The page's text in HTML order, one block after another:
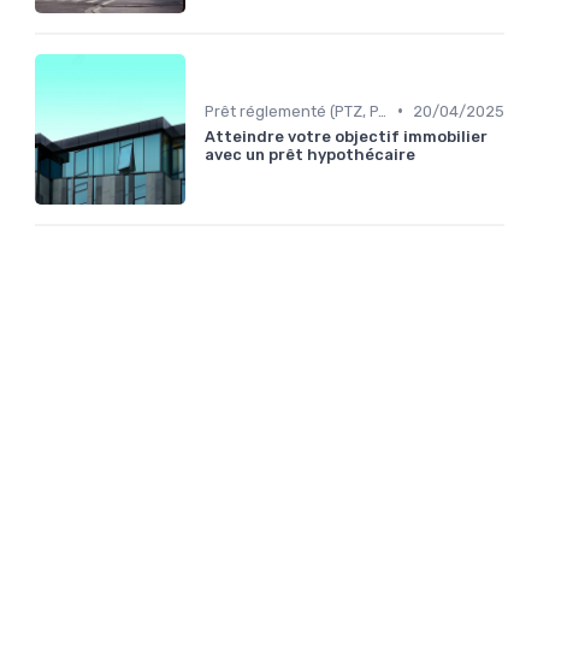
•
20/04/2025
Atteindre votre objectif immobilier
avec un prêt hypothécaire